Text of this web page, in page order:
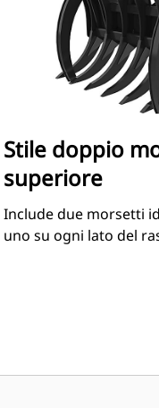
Stile doppio
superiore
Include due morsetti
uno su ogni lato del